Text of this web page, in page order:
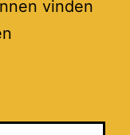
vinden